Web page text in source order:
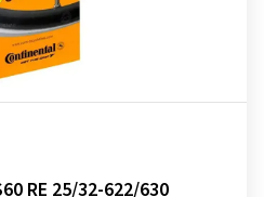
RE 25/32-622/630